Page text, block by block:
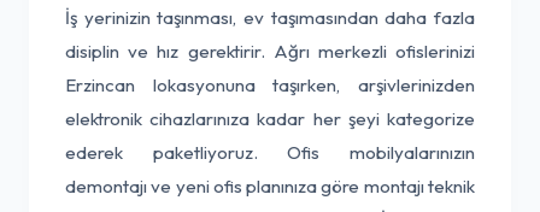
İş yerinizin taşınması, ev taşımasından daha fazla
disiplin ve hız gerektirir. Ağrı merkezli ofislerinizi
Erzincan lokasyonuna taşırken, arşivlerinizden
elektronik cihazlarınıza kadar her şeyi kategorize
ederek paketliyoruz. Ofis mobilyalarınızın
demontajı ve yeni ofis planınıza göre montajı teknik